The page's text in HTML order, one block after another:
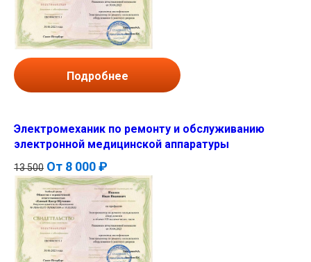
Подробнее
Электромеханик по ремонту и обслуживанию
электронной медицинской аппаратуры
13 500 От 8 000 ₽